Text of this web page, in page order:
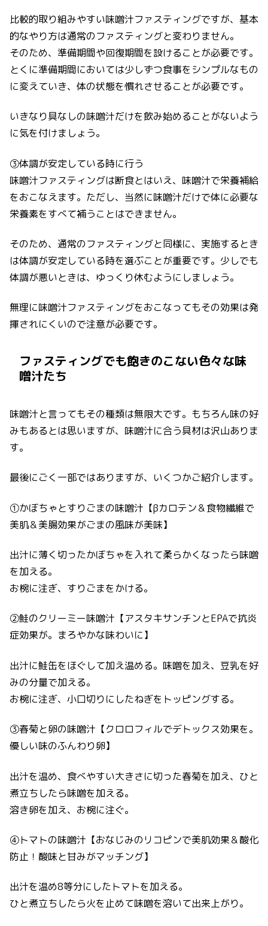
比較的取り組みやすい味噌汁ファスティングですが、基本
的なやり方は通常のファスティングと変わりません。
そのため、準備期間や回復期間を設けることが必要です。
とくに準備期間においては少しずつ食事をシンプルなもの
に変えていき、体の状態を慣れさせることが必要です。
いきなり具なしの味噌汁だけを飲み始めることがないよう
に気を付けましょう。
③体調が安定している時に行う
味噌汁ファスティングは断食とはいえ、味噌汁で栄養補給
をおこなえます。ただし、当然に味噌汁だけで体に必要な
栄養素をすべて補うことはできません。
そのため、通常のファスティングと同様に、実施するとき
は体調が安定している時を選ぶことが重要です。少しでも
体調が悪いときは、ゆっくり休むようにしましょう。
無理に味噌汁ファスティングをおこなってもその効果は発
揮されにくいので注意が必要です。
ファスティングでも飽きのこない色々な味
噌汁たち
味噌汁と言ってもその種類は無限大です。もちろん味の好
みもあるとは思いますが、味噌汁に合う具材は沢山ありま
す。
最後にごく一部ではありますが、いくつかご紹介します。
①かぼちゃとすりごまの味噌汁【βカロテン＆食物繊維で
美肌＆美腸効果がごまの風味が美味】
出汁に薄く切ったかぼちゃを入れて柔らかくなったら味噌
を加える。
お椀に注ぎ、すりごまをかける。
②鮭のクリーミー味噌汁【アスタキサンチンとEPAで抗炎
症効果が。まろやかな味わいに】
出汁に鮭缶をほぐして加え温める。味噌を加え、豆乳を好
みの分量で加える。
お椀に注ぎ、小口切りにしたねぎをトッピングする。
③春菊と卵の味噌汁【クロロフィルでデトックス効果を。
優しい味のふんわり卵】
出汁を温め、食べやすい大きさに切った春菊を加え、ひと
煮立ちしたら味噌を加える。
溶き卵を加え、お椀に注ぐ。
④トマトの味噌汁【おなじみのリコピンで美肌効果＆酸化
防止！酸味と甘みがマッチング】
出汁を温め8等分にしたトマトを加える。
ひと煮立ちしたら火を止めて味噌を溶いて出来上がり。